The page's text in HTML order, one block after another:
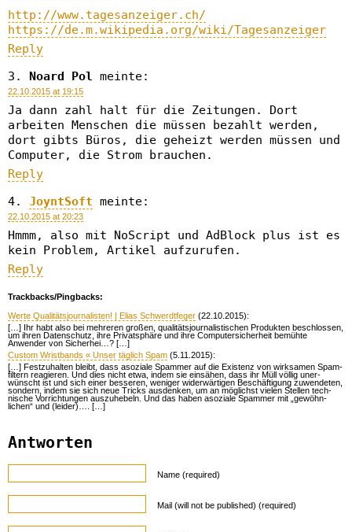
http://www.tagesanzeiger.ch/
https://de.m.wikipedia.org/wiki/Tagesanzeiger
Reply
Noard Pol meinte:
22.10.2015 at 19:15
Ja dann zahl halt für die Zeitungen. Dort
arbeiten Menschen die müssen bezahlt werden,
dort gibts Büros, die geheizt werden müssen und
Computer, die Strom brauchen.
Reply
JoyntSoft meinte:
22.10.2015 at 20:23
Hmmm, also mit NoScript und AdBlock plus ist es
kein Problem, Artikel aufzurufen.
Reply
Trackbacks/Pingbacks:
Werte Qualitätsjournalisten! | Elias Schwerdtfeger (22.10.2015):
[…] Ihr habt also bei mehreren großen, qualitätsjournalistischen Produkten beschlossen,
um ihren Datenschutz, ihre Privatsphäre und ihre Computersicherheit bemühte
Anwender von Sicherhei…? […]
Custom Wristbands « Unser täglich Spam (5.11.2015):
[…] Fest­zu­hal­ten bleibt, dass aso­ziale Spam­mer auf die Exis­tenz von wirk­sa­men Spam­
fil­tern rea­gie­ren. Und dies nicht etwa, indem sie ein­sähen, dass ihr Müll völ­lig un­er­
wünscht ist und sich einer bes­se­ren, weni­ger wider­wär­ti­gen Be­schäf­ti­gung zu­wen­de­ten,
son­dern, indem sie sich neue Tricks aus­den­ken, um an mög­lichst vie­len Stel­len tech­
nische Vor­rich­tun­gen aus­zu­he­beln. Und das haben aso­ziale Spam­mer mit „ge­wöhn­
lichen“ und (lei­der)…. […]
Antworten
Name (required)
Mail (will not be published) (required)